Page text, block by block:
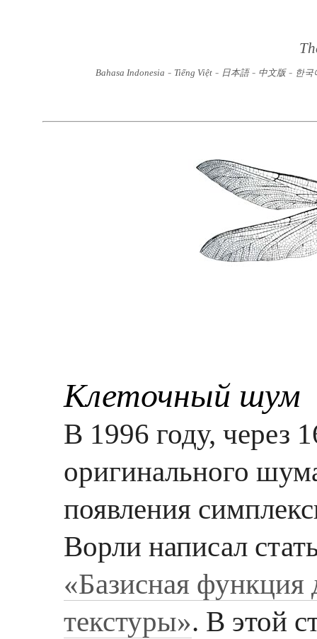
Bahasa Indonesia - Tiếng Việt - 日本語- 中文版- 한국
Клеточный шум
В 1996 году, через
оригинального
появления
Ворли написал
«Базисная функция
текстуры». В этой